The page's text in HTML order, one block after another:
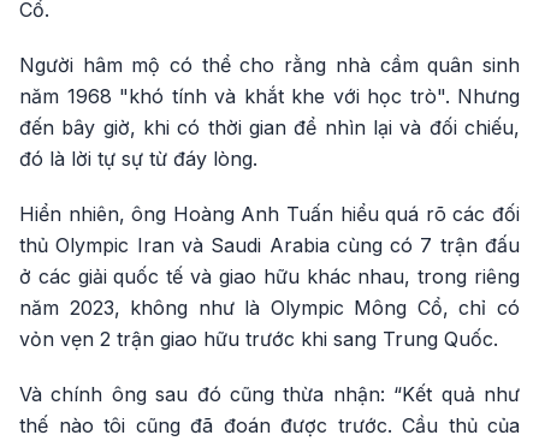
Cổ.
Người hâm mộ có thể cho rằng nhà cầm quân sinh
năm 1968 "khó tính và khắt khe với học trò". Nhưng
đến bây giờ, khi có thời gian để nhìn lại và đối chiếu,
đó là lời tự sự từ đáy lòng.
Hiển nhiên, ông Hoàng Anh Tuấn hiểu quá rõ các đối
thủ Olympic Iran và Saudi Arabia cùng có 7 trận đấu
ở các giải quốc tế và giao hữu khác nhau, trong riêng
năm 2023, không như là Olympic Mông Cổ, chỉ có
vỏn vẹn 2 trận giao hữu trước khi sang Trung Quốc.
Và chính ông sau đó cũng thừa nhận: “Kết quả như
thế nào tôi cũng đã đoán được trước. Cầu thủ của